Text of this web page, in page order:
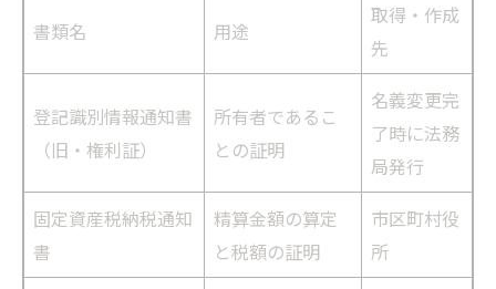
書類名 用途
取得・作成
先
登記識別情報通知書
（旧・権利証）
所有者であるこ
との証明
名義変更完
了時に法務
局発行
固定資産税納税通知
書
精算金額の算定
と税額の証明
市区町村役
所